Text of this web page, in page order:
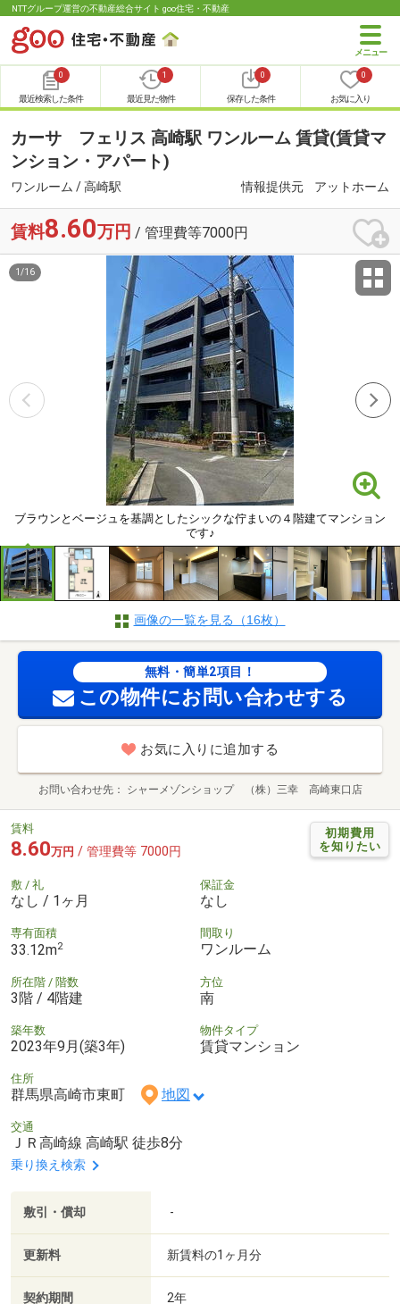
NTTグループ運営の不動産総合サイト goo住宅・不動産
0
最近検索した条件
1
最近見た物件
0
保存した条件
0
お気に入り
カーサ フェリス 高崎駅 ワンルーム 賃貸(賃貸マ
ンション・アパート)
ワンルーム / 高崎駅 情報提供元 アットホーム
賃料8.60万円 / 管理費等7000円
ブラウンとベージュを基調としたシックな佇まいの４階建てマンション
です♪
1 /16
画像の一覧を見る（16枚）
無料・簡単2項目！
この物件にお問い合わせする
お気に入りに追加する
お問い合わせ先 シャーメゾンショップ （株）三幸 高崎東口店
初期費用
を知りたい
賃料
8.60万円 / 管理費等 7000円
敷 / 礼
なし / 1ヶ月
保証金
なし
専有面積
33.12m2
間取り
ワンルーム
所在階 / 階数
3階 / 4階建
方位
南
築年数
2023年9月(築3年)
物件タイプ
賃貸マンション
住所
群馬県高崎市東町 地図
交通
ＪＲ高崎線 高崎駅 徒歩8分
乗り換え検索
敷引・償却 -
更新料 新賃料の1ヶ月分
契約期間 2年